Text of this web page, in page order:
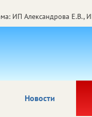
ИП Александрова Е.В.,
Новости